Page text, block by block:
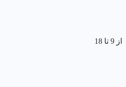
از 9 تا 18